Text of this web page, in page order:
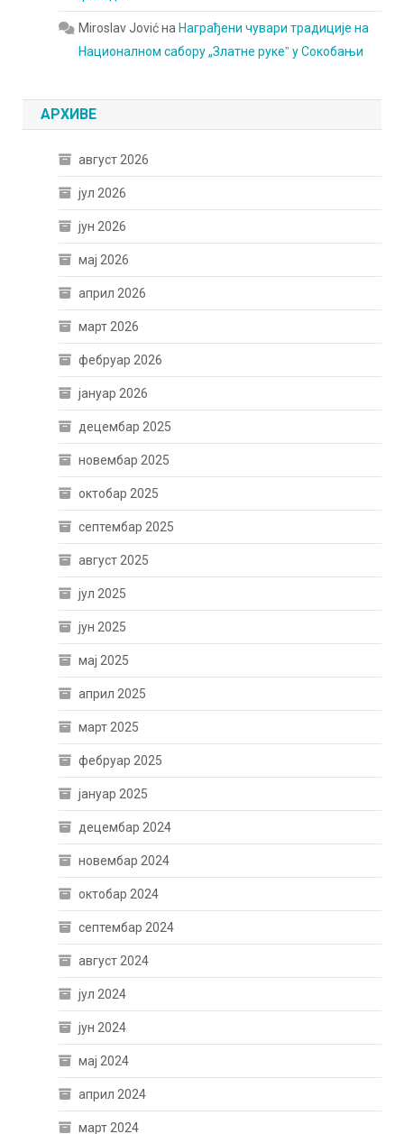
Miroslav Jovićна Награђени чувари традиције на
Националном сабору „Златне рукеˮ у Сокобањи
АРХИВЕ
август 2026
јул 2026
јун 2026
мај 2026
април 2026
март 2026
фебруар 2026
јануар 2026
децембар 2025
новембар 2025
октобар 2025
септембар 2025
август 2025
јул 2025
јун 2025
мај 2025
април 2025
март 2025
фебруар 2025
јануар 2025
децембар 2024
новембар 2024
октобар 2024
септембар 2024
август 2024
јул 2024
јун 2024
мај 2024
април 2024
март 2024